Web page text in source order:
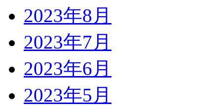
2023年8月
2023年7月
2023年6月
2023年5月